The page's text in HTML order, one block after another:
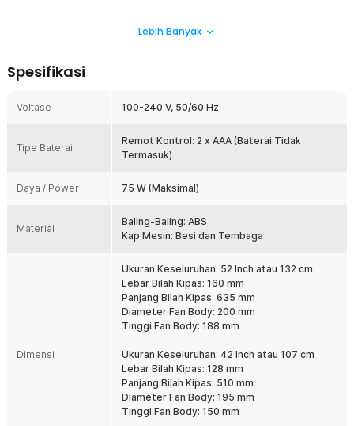
Ringkasan
Ingin merasakan udara segar di seluruh ruangan? Anda bisa
kipas angin ini, udara dingin akan menyebar lebih merata ke berbagai
reverse untuk mengganti arah angin. Dengan desain nordic style,
membuat kipas angin ini sangat cocok dipasang jika Anda memiliki
Fitur
Sirkulasi Udara Merata ke Seluruh Ruangan
Kipas angin plafon SOVE dirancang untuk menghasilkan sirkulasi
Inch dan 52 Inch membuat kipas angin plafon mampu mengalirkan
udara lebih luas dibandingkan kipas angin biasa. Cocok digunakan
di ruang tamu, kamar tidur, ruang keluarga, maupun area kerja
dengan kebutuhan aliran udara yang konsisten.
6 Tingkat Kecepatan Angin
Kipas angin plafon ini dilengkapi 6 tingkat kecepatan yang dapat
disesuaikan dengan kebutuhan harian. Kecepatan rendah
menghasilkan hembusan angin lembut yang nyaman digunakan saat
tidur atau beristirahat. Sementara level tertinggi memberikan aliran
udara yang lebih kuat untuk membantu menjaga kesejukan ruangan
Lebih Banyak
Spesifikasi
Voltase 100-240 V, 50/60 Hz
Tipe Baterai
Remot Kontrol: 2 x AAA (Baterai Tidak
Termasuk)
Daya / Power 75 W (Maksimal)
Material
Baling-Baling: ABS
Kap Mesin: Besi dan Tembaga
Dimensi
Ukuran Keseluruhan: 52 Inch atau 132 cm
Lebar Bilah Kipas: 160 mm
Panjang Bilah Kipas: 635 mm
Diameter Fan Body: 200 mm
Tinggi Fan Body: 188 mm
Ukuran Keseluruhan: 42 Inch atau 107 cm
Lebar Bilah Kipas: 128 mm
Panjang Bilah Kipas: 510 mm
Diameter Fan Body: 195 mm
Tinggi Fan Body: 150 mm